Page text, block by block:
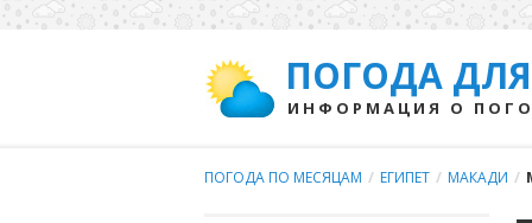
ПОГОДА
ИНФОРМАЦИЯ О
ПОГОДА ПО МЕСЯЦАМ / ЕГИПЕТ / МАКАДИ /